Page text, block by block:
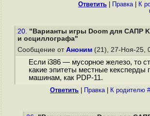
Ответить Правка| К
20. "Варианты игры Doom для САПР
и осциллографа"
Сообщение от Аноним (21), 27-Ноя-25,
Если i386 — мусорное железо, то
какие эпитеты местные кексперды
машинам, как PDP-11.
Ответить Правка| К родителю